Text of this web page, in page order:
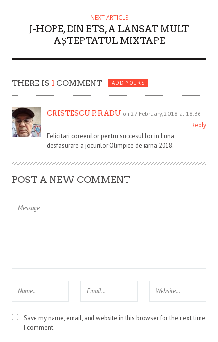
NEXT ARTICLE
J-HOPE, DIN BTS, A LANSAT MULT
AȘTEPTATUL MIXTAPE
THERE IS 1 COMMENT ADD YOURS
CRISTESCU P. RADU on 27 February, 2018 at 18:36
Reply
Felicitari coreenilor pentru succesul lor in buna
desfasurare a jocurilor Olimpice de iarna 2018.
POST A NEW COMMENT
Save my name, email, and website in this browser for the next time
I comment.